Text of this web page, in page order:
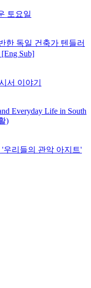
토요일
한 독일 건축가 텐들러
Sub]
서 이야기
Everyday Life in South
)
우리들의 관악 아지트'